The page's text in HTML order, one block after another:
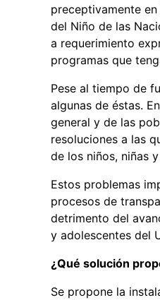
preceptivamente
del Niño de las
a requerimiento
programas que
Pese al tiempo de
algunas de éstas.
general y de las
resoluciones a las
de los niños, niñas
Estos problemas
procesos de
detrimento del
y adolescentes del
¿Qué solución
Se propone la